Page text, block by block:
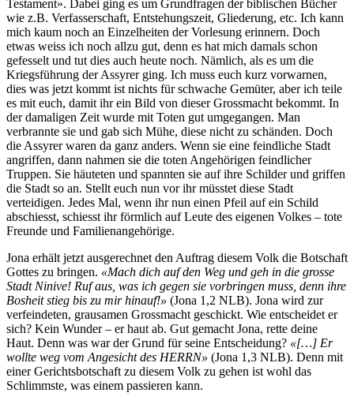
Testament». Dabei ging es um Grundfragen der biblischen Bücher
wie z.B. Verfasserschaft, Entstehungszeit, Gliederung, etc. Ich kann
mich kaum noch an Einzelheiten der Vorlesung erinnern. Doch
etwas weiss ich noch allzu gut, denn es hat mich damals schon
gefesselt und tut dies auch heute noch. Nämlich, als es um die
Kriegsführung der Assyrer ging. Ich muss euch kurz vorwarnen,
dies was jetzt kommt ist nichts für schwache Gemüter, aber ich teile
es mit euch, damit ihr ein Bild von dieser Grossmacht bekommt. In
der damaligen Zeit wurde mit Toten gut umgegangen. Man
verbrannte sie und gab sich Mühe, diese nicht zu schänden. Doch
die Assyrer waren da ganz anders. Wenn sie eine feindliche Stadt
angriffen, dann nahmen sie die toten Angehörigen feindlicher
Truppen. Sie häuteten und spannten sie auf ihre Schilder und griffen
die Stadt so an. Stellt euch nun vor ihr müsstet diese Stadt
verteidigen. Jedes Mal, wenn ihr nun einen Pfeil auf ein Schild
abschiesst, schiesst ihr förmlich auf Leute des eigenen Volkes – tote
Freunde und Familienangehörige.
Jona erhält jetzt ausgerechnet den Auftrag diesem Volk die Botschaft
Gottes zu bringen. «Mach dich auf den Weg und geh in die grosse
Stadt Ninive! Ruf aus, was ich gegen sie vorbringen muss, denn ihre
Bosheit stieg bis zu mir hinauf!» (Jona 1,2 NLB). Jona wird zur
verfeindeten, grausamen Grossmacht geschickt. Wie entscheidet er
sich? Kein Wunder – er haut ab. Gut gemacht Jona, rette deine
Haut. Denn was war der Grund für seine Entscheidung? «[…] Er
wollte weg vom Angesicht des HERRN» (Jona 1,3 NLB). Denn mit
einer Gerichtsbotschaft zu diesem Volk zu gehen ist wohl das
Schlimmste, was einem passieren kann.